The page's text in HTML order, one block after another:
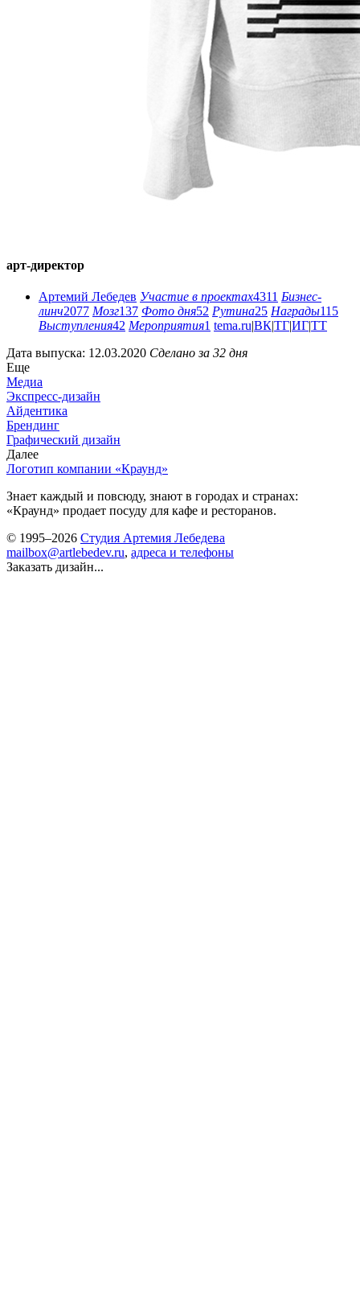
арт-директор
Артемий Лебедев Участие в проектах4311 Бизнес-
линч2077 Мозг137 Фото дня52 Рутина25 Награды115
Выступления42 Мероприятия1 tema.ru|ВК|ТГ|ИГ|ТТ
Дата выпуска: 12.03.2020 Сделано за 32 дня
Еще
Медиа
Экспресс-дизайн
Айдентика
Брендинг
Графический дизайн
Далее
Логотип компании «Краунд»
Знает каждый и повсюду, знают в городах и странах:
«Краунд» продает посуду для кафе и ресторанов.
© 1995–2026 Студия Артемия Лебедева
mailbox@artlebedev.ru, адреса и телефоны
Заказать дизайн...